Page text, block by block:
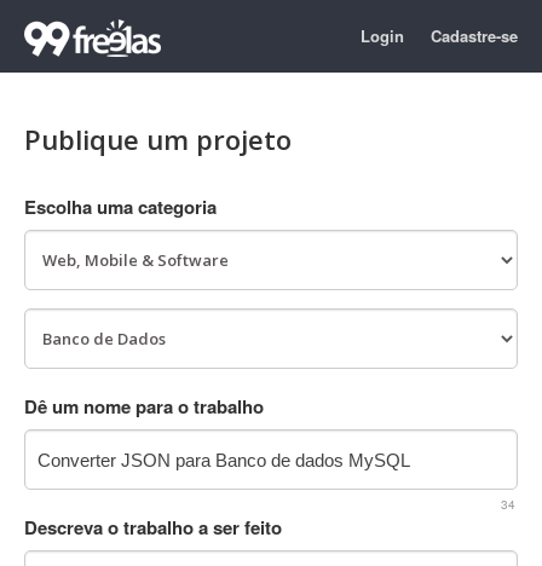
Login Cadastre-se
Publique um projeto
Escolha uma categoria
Dê um nome para o trabalho
34
Descreva o trabalho a ser feito